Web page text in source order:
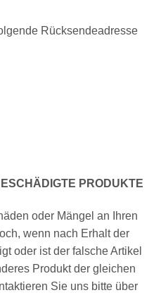
Rücksendeadresse
PRODUKTE
oder Mängel an Ihren
wenn nach Erhalt der
oder ist der falsche Artikel
Produkt der gleichen
Sie uns bitte über